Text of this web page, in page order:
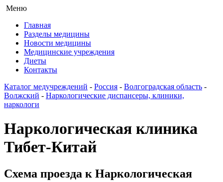
Меню
Главная
Разделы медицины
Новости медицины
Медицинские учреждения
Диеты
Контакты
Каталог медучреждений - Россия - Волгоградская область -
Волжский - Наркологические диспансеры, клиники,
наркологи
Наркологическая клиника
Тибет-Китай
Схема проезда к Наркологическая